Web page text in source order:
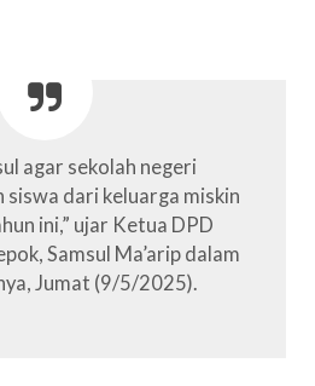
agar sekolah negeri
dari keluarga miskin
ini,” ujar Ketua DPD
Samsul Ma’arip dalam
Jumat (9/5/2025).